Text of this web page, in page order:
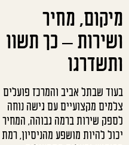
מיקום, מחיר
ושירות – כך תשוו
ותשדרגו
בעוד שבתל אביב והמרכז פועלים
צלמים מקצועיים עם גישה נוחה
לספק שירות ברמה גבוהה, המחיר
יכול להיות מושפע מהניסיון, רמת